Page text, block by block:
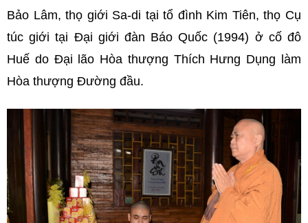
Bảo Lâm, thọ giới Sa-di tại tổ đình Kim Tiên, thọ Cụ
túc giới tại Đại giới đàn Báo Quốc (1994) ở cố đô
Huế do Đại lão Hòa thượng Thích Hưng Dụng làm
Hòa thượng Đường đầu.